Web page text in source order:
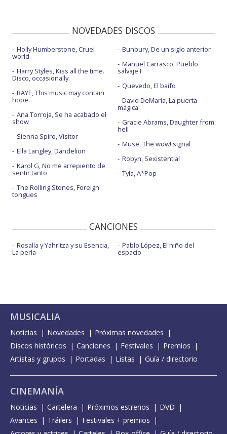
NOVEDADES DISCOS
Holly Humberstone, Cruel
world
Harry Styles, Kiss all the time.
Disco, occasionally.
RAYE, This music may contain
hope.
Ana Torroja, Se ha acabado el
show
Sienna Spiro, Visitor
Ella Langley, Dandelion
Karol G, No me arrepiento de
sentir tanto
The Rolling Stones, Foreign
tongues
Bunbury, De un siglo anterior
Manuel Carrasco, Pueblo
salvaje I
Quevedo, El baifo
David DeMaría, La puerta
mágica
Gracie Abrams, Daughter from
hell
Muse, The wow! signal
Robyn, Sexistential
Tyla, A*Pop
CANCIONES
Rosalía y Yahritza y su Esencia,
La perla
Pablo López, El niño del
espacio
MUSICALIA
Noticias Novedades
Próximas novedades
Discos históricos
Canciones Festivales
Premios
Artistas y grupos
Portadas Listas Guía / directorio
CINEMANÍA
Noticias Cartelera Próximos estrenos
DVD
Avances
Tráilers
Festivales + premios